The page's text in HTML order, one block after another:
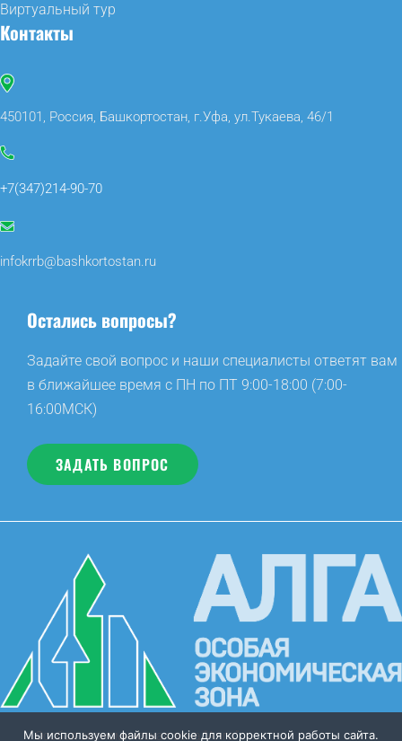
Виртуальный тур
Контакты
450101, Россия, Башкортостан, г.Уфа, ул.Тукаева, 46/1
+7(347)214-90-70
infokrrb@bashkortostan.ru
Остались вопросы?
Задайте свой вопрос и наши специалисты ответят вам
в ближайшее время с ПН по ПТ 9:00-18:00 (7:00-
16:00МСК)
ЗАДАТЬ ВОПРОС
Особая экономическая зона “Алга”
Мы используем файлы cookie для корректной работы сайта.